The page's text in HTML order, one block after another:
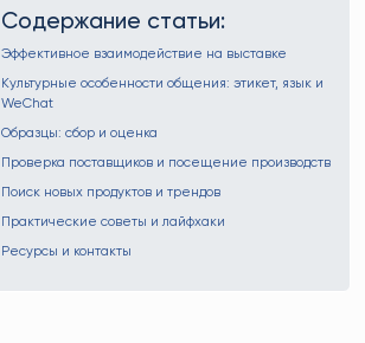
Содержание статьи:
Эффективное взаимодействие на выставке
Культурные особенности общения: этикет, язык и
WeChat
Образцы: сбор и оценка
Проверка поставщиков и посещение производств
Поиск новых продуктов и трендов
Практические советы и лайфхаки
Ресурсы и контакты